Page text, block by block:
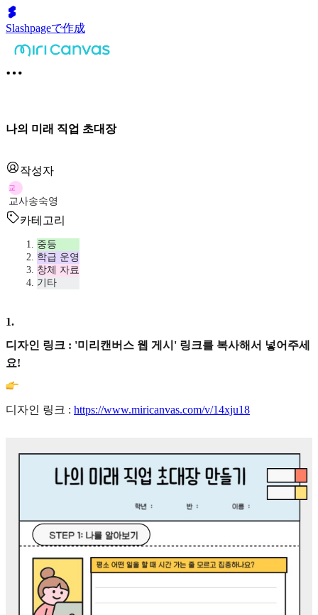
Slashpageで作成
나의 미래 직업 초대장
작성자
교
교사송숙영
카테고리
중등
학급 운영
창체 자료
기타
1.
디자인 링크 : '미리캔버스 웹 게시' 링크를 복사해서 넣어주세
요!
디자인 링크 : https://www.miricanvas.com/v/14xju18